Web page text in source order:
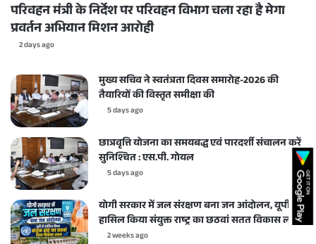
परिवहन मंत्री के निर्देश पर परिवहन विभाग चला रहा है मेगा
प्रवर्तन अभियान मिशन आरोही
2 days ago
मुख्य सचिव ने स्वतंत्रता दिवस समारोह-2026 की
तैयारियों की विस्तृत समीक्षा की
5 days ago
छात्रवृत्ति योजना का समयबद्ध एवं पारदर्शी संचालन करें
सुनिश्चित : एस.पी. गोयल
5 days ago
योगी सरकार में जल संरक्षण बना जन आंदोलन, यूपी ने
हासिल किया संयुक्त राष्ट्र का छठवां सतत विकास लक्ष्य
2 weeks ago